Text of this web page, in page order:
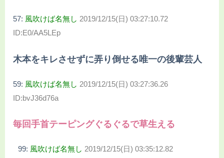
57: 風吹けば名無し 2019/12/15(日) 03:27:10.72
ID:E0/AA5LEp
木本をキレさせずに弄り倒せる唯一の後輩芸人
59: 風吹けば名無し 2019/12/15(日) 03:27:36.26
ID:bvJ36d76a
毎回手首テーピングぐるぐるで草生える
99: 風吹けば名無し 2019/12/15(日) 03:35:12.82